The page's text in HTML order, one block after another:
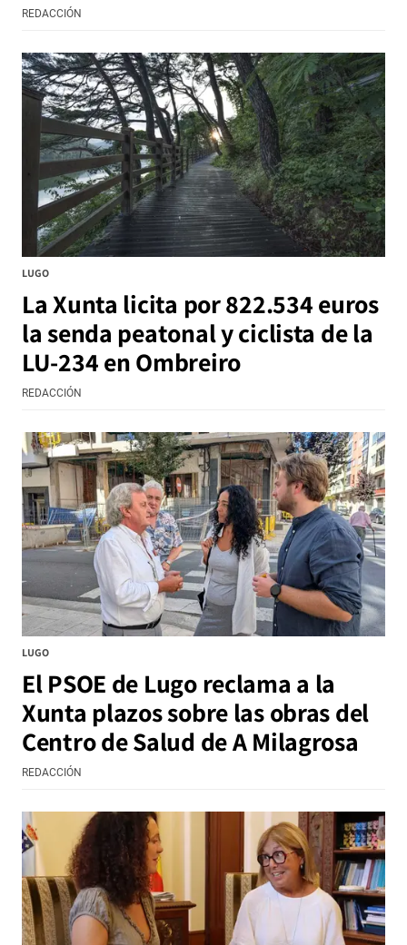
REDACCIÓN
LUGO
La Xunta licita por 822.534 euros
la senda peatonal y ciclista de la
LU-234 en Ombreiro
REDACCIÓN
LUGO
El PSOE de Lugo reclama a la
Xunta plazos sobre las obras del
Centro de Salud de A Milagrosa
REDACCIÓN